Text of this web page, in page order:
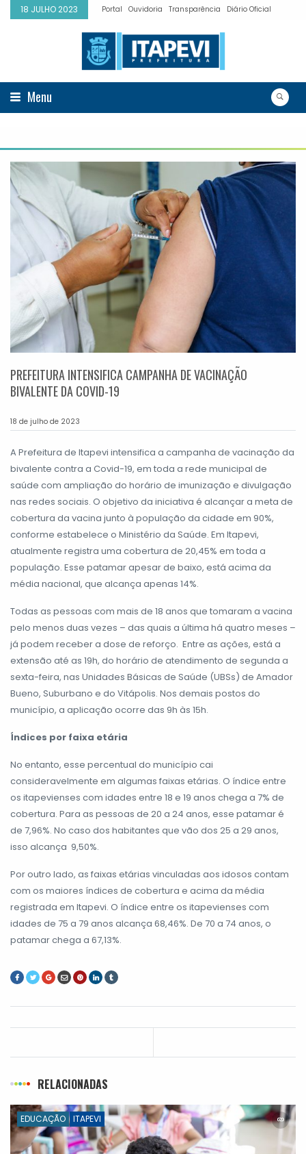
18 JULHO 2023 Portal Ouvidoria Transparência Diário Oficial
Menu
PREFEITURA INTENSIFICA CAMPANHA DE VACINAÇÃO
BIVALENTE DA COVID-19
18 de julho de 2023
A Prefeitura de Itapevi intensifica a campanha de vacinação da
bivalente contra a Covid-19, em toda a rede municipal de
saúde com ampliação do horário de imunização e divulgação
nas redes sociais. O objetivo da iniciativa é alcançar a meta de
cobertura da vacina junto à população da cidade em 90%,
conforme estabelece o Ministério da Saúde. Em Itapevi,
atualmente registra uma cobertura de 20,45% em toda a
população. Esse patamar apesar de baixo, está acima da
média nacional, que alcança apenas 14%.
Todas as pessoas com mais de 18 anos que tomaram a vacina
pelo menos duas vezes – das quais a última há quatro meses –
já podem receber a dose de reforço. Entre as ações, está a
extensão até as 19h, do horário de atendimento de segunda a
sexta-feira, nas Unidades Básicas de Saúde (UBSs) de Amador
Bueno, Suburbano e do Vitápolis. Nos demais postos do
município, a aplicação ocorre das 9h às 15h.
Índices por faixa etária
No entanto, esse percentual do município cai
consideravelmente em algumas faixas etárias. O índice entre
os itapevienses com idades entre 18 e 19 anos chega a 7% de
cobertura. Para as pessoas de 20 a 24 anos, esse patamar é
de 7,96%. No caso dos habitantes que vão dos 25 a 29 anos,
isso alcança 9,50%.
Por outro lado, as faixas etárias vinculadas aos idosos contam
com os maiores índices de cobertura e acima da média
registrada em Itapevi. O índice entre os itapevienses com
idades de 75 a 79 anos alcança 68,46%. De 70 a 74 anos, o
patamar chega a 67,13%.
RELACIONADAS
EDUCAÇÃO ITAPEVI